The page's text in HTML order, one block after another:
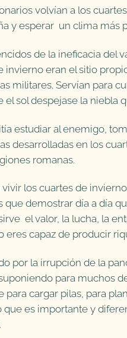
volvían a los
y esperar un clima más
de la ineficacia del
invierno eran el sitio
militares. Servían para
sol despejase la niebla
estudiar al enemigo,
desarrolladas en los
romanas.
los cuartes de
que demostrar día a día
el valor, la lucha, la
eres capaz de producir
por la irrupción de la
para muchos
para cargar pilas, para
que es importante y